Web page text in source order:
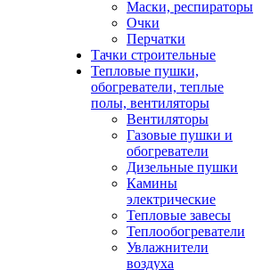
Маски, респираторы
Очки
Перчатки
Тачки строительные
Тепловые пушки,
обогреватели, теплые
полы, вентиляторы
Вентиляторы
Газовые пушки и
обогреватели
Дизельные пушки
Камины
электрические
Тепловые завесы
Теплообогреватели
Увлажнители
воздуха